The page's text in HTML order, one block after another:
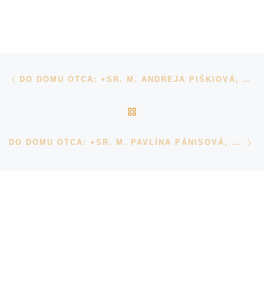
Navigácia v príspevkoch
DO DOMU OTCA: +SR. M. ANDREJA PIŠKIOVÁ, FDC
DO DOMU OTCA: +SR. M. PAVLÍNA PÁNISOVÁ, FDC